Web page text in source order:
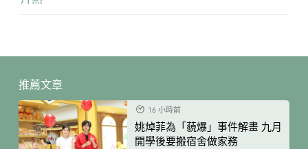
推薦文章
16 小時前
姚焯菲為「藐爆」事件解畫 九月
開學後要搬宿舍做家務